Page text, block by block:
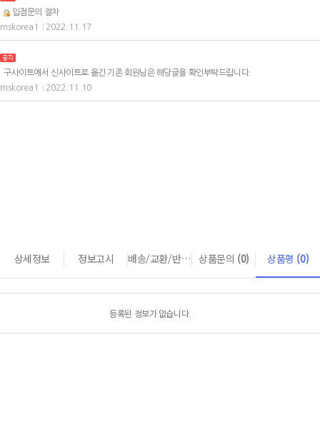
입점문의 절차
mskorea1
2022.11.17
구사이트에서 신사이트로 옮긴 기존 회원님은 해당글을 확인부탁드립니다.
mskorea1
2022.11.10
상세정보 정보고시 배송/교환/반품 안내 상품문의 (0) 상품평 (0)
등록된 정보가 없습니다.